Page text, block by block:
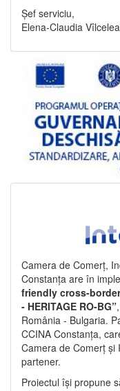
Șef serviciu,
Elena-Claudia
Camera de Comerț,
Constanța are în
friendly cross-
- HERITAGE RO-BG”
România - Bulgaria.
CCINA Constanța,
Camera de Comerț și
partener.
Proiectul își propune